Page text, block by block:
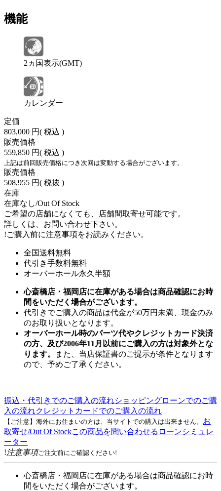
機能
2ヵ国表示(GMT)
カレンダー
定価
803,000 円( 税込 )
販売価格
559,850 円( 税込 )
上記は前回販売価格につき次回は変動する場合がございます。
販売価格
508,955 円( 税抜 )
在庫
在庫なし/Out Of Stock
ご希望の店舗になくても、店舗間取寄せ可能です。
詳しくは、お問い合わせ下さい。
!ご購入前に注意事項をお読みください。
全国送料無料
代引き手数料無料
オーバーホール永久半額
心斎橋店・福岡店に在庫がある場合は商品確認にお時
間をいただく場合がございます。
代引きでご購入の商品は代金が50万円未満、現金のみ
のお取り扱いとなります。
オーバーホール時のパーツ代やクレジットカード決済
の方、及び2006年11月以前にご購入の方は対象外とな
ります。
また、当店保証書のご提示が条件となります
ので、予めご了承ください。
振込・代引きでのご購入の流れショッピングローンでのご購
入の流れクレジットカードでのご購入の流れ
【ご注意】海外にお住まいの方は、当サイトでの購入は出来ません。 お
取寄せ/Out Of Stockこの商品を問い合わせる ローンシミュレ
ーター
!注意事項ご注文前にご確認ください!
心斎橋店・福岡店に在庫がある場合は商品確認にお時
間をいただく場合がございます。